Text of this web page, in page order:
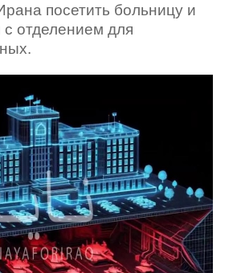
посетить больницу и
с отделением для